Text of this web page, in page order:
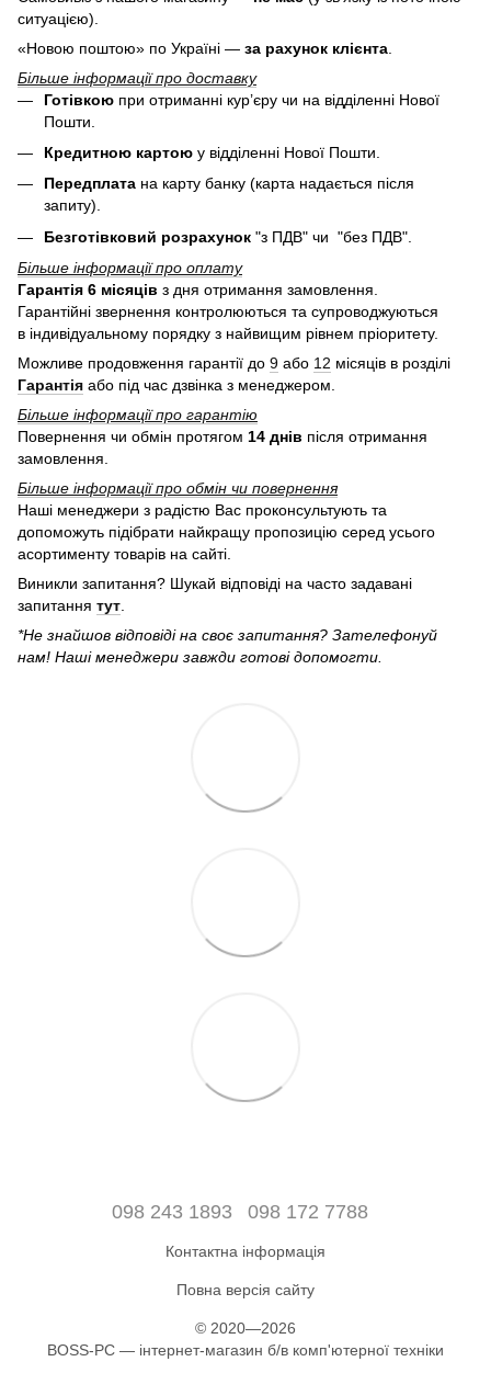
ситуацією).
«Новою поштою» по Україні — за рахунок клієнта
Більше інформації про доставку
Готівкою при отриманні кур’єру чи на відділенні Нової
Пошти.
Кредитною картою у відділенні Нової Пошти.
Передплата на карту банку (карта надається після
запиту).
Безготівковий розрахунок "з ПДВ" чи "без ПДВ".
Більше інформації про оплату
Гарантія 6 місяців з дня отримання замовлення.
Гарантійні звернення контролюються та супроводжуються
в індивідуальному порядку з найвищим рівнем пріоритету.
Можливе продовження гарантії до 9 або 12 місяців в розділі
Гарантія або під час дзвінка з менеджером.
Більше інформації про гарантію
Повернення чи обмін протягом 14 днів після отримання
замовлення.
Більше інформації про обмін чи повернення
Наші менеджери з радістю Вас проконсультують та
допоможуть підібрати найкращу пропозицію серед усього
асортименту товарів на сайті.
Виникли запитання? Шукай відповіді на часто задавані
запитання тут
*Не знайшов відповіді на своє запитання? Зателефонуй
нам! Наші менеджери завжди готові допомогти.
098 243 1893 098 172 7788
Контактна інформація
Повна версія сайту
© 2020—2026
BOSS-PC — інтернет-магазин б/в комп'ютерної техніки